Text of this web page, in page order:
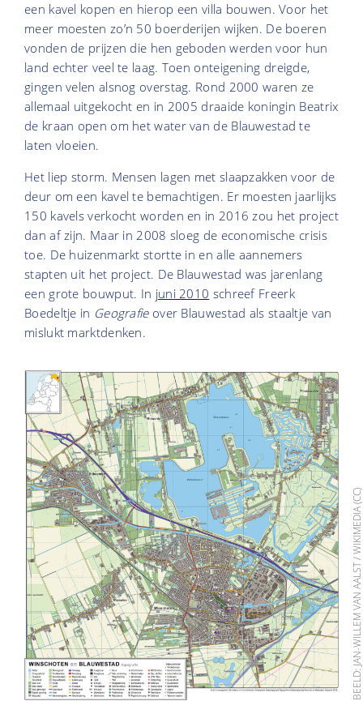
een kavel kopen en hierop een villa bouwen. Voor het
meer moesten zo’n 50 boerderijen wijken. De boeren
vonden de prijzen die hen geboden werden voor hun
land echter veel te laag. Toen onteigening dreigde,
gingen velen alsnog overstag. Rond 2000 waren ze
allemaal uitgekocht en in 2005 draaide koningin Beatrix
de kraan open om het water van de Blauwestad te
laten vloeien.
Het liep storm. Mensen lagen met slaapzakken voor de
deur om een kavel te bemachtigen. Er moesten jaarlijks
150 kavels verkocht worden en in 2016 zou het project
dan af zijn. Maar in 2008 sloeg de economische crisis
toe. De huizenmarkt stortte in en alle aannemers
stapten uit het project. De Blauwestad was jarenlang
een grote bouwput. In juni 2010 schreef Freerk
Boedeltje in Geografieover Blauwestad als staaltje van
mislukt marktdenken.
BEELD: JAN-WILLEM VAN AALST / WIKIMEDIA (CC)